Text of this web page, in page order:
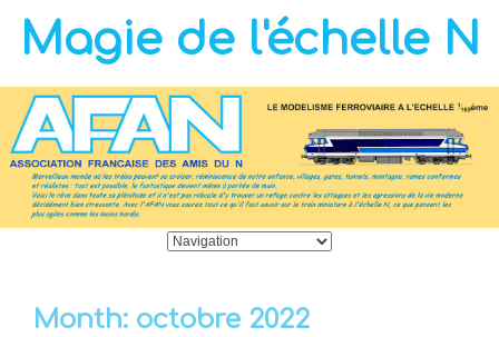
Magie de l'échelle N
Month: octobre 2022